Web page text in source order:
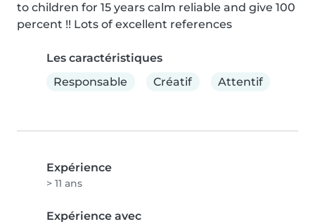
to children for 15 years calm reliable and give 100
percent !! Lots of excellent references
Les caractéristiques
Responsable
Créatif Attentif
Expérience
> 11 ans
Expérience avec